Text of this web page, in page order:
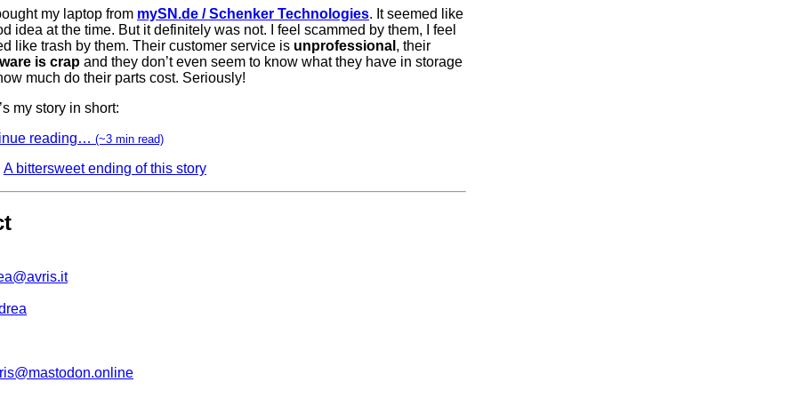
my laptop from mySN.de / Schenker Technologies. It seemed like
idea at the time. But it definitely was not. I feel scammed by them, I feel
like trash by them. Their customer service is unprofessional , their
is crap and they don’t even seem to know what they have in storage
much do their parts cost. Seriously!
my story in short:
reading… (~3 min read)
A bittersweet ending of this story